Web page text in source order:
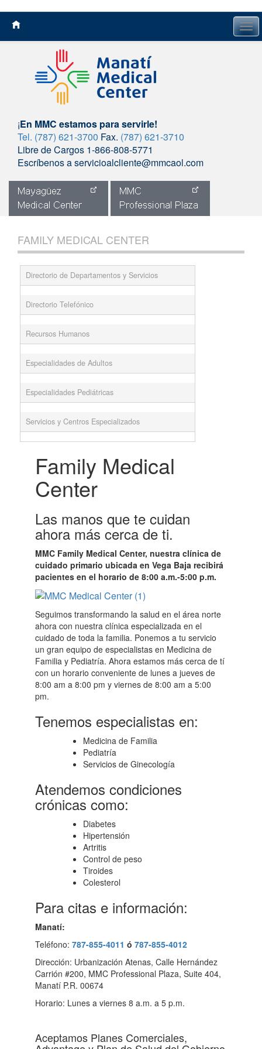
¡En MMC estamos para servirle!
Tel. (787) 621-3700 Fax. (787) 621-3710
Libre de Cargos 1-866-808-5771
Escríbenos a servicioalcliente@mmcaol.com
content
FAMILY MEDICAL CENTER
Directorio de Departamentos y Servicios
Directorio Telefónico
Recursos Humanos
Especialidades de Adultos
Especialidades Pediátricas
Servicios y Centros Especializados
Family Medical
Center
Las manos que te cuidan
ahora más cerca de ti.
MMC Family Medical Center, nuestra clínica de
cuidado primario ubicada en Vega Baja recibirá
pacientes en el horario de 8:00 a.m.-5:00 p.m.
Seguimos transformando la salud en el área norte
ahora con nuestra clínica especializada en el
cuidado de toda la familia. Ponemos a tu servicio
un gran equipo de especialistas en Medicina de
Familia y Pediatría. Ahora estamos más cerca de tí
con un horario conveniente de lunes a jueves de
8:00 am a 8:00 pm y viernes de 8:00 am a 5:00
pm.
Tenemos especialistas en:
Medicina de Familia
Pediatría
Servicios de Ginecología
Atendemos condiciones
crónicas como:
Diabetes
Hipertensión
Artritis
Control de peso
Tiroides
Colesterol
Para citas e información:
Manatí:
Teléfono: 787-855-4011 ó 787-855-4012
Dirección: Urbanización Atenas, Calle Hernández
Carrión #200, MMC Professional Plaza, Suite 404,
Manatí P.R. 00674
Horario: Lunes a viernes 8 a.m. a 5 p.m.
Aceptamos Planes Comerciales,